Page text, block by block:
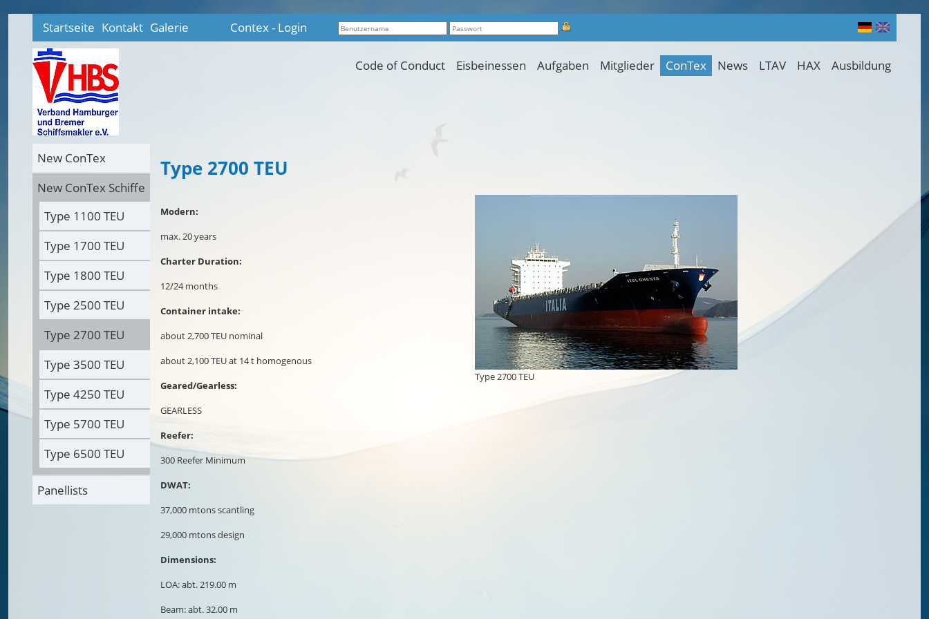
Startseite Kontakt Galerie Contex - Login
Code of Conduct Eisbeinessen Aufgaben Mitglieder ConTex News LTAV HAX Ausbildung
New ConTex
New ConTex Schiffe
Type 1100 TEU
Type 1700 TEU
Type 1800 TEU
Type 2500 TEU
Type 2700 TEU
Type 3500 TEU
Type 4250 TEU
Type 5700 TEU
Type 6500 TEU
Panellists
Type 2700 TEU
Type 2700 TEU
Modern:
max. 20 years
Charter Duration:
12/24 months
Container intake:
about 2,700 TEU nominal
about 2,100 TEU at 14 t homogenous
Geared/Gearless:
GEARLESS
Reefer:
300 Reefer Minimum
DWAT:
37,000 mtons scantling
29,000 mtons design
Dimensions:
LOA: abt. 219.00 m
Beam: abt. 32.00 m